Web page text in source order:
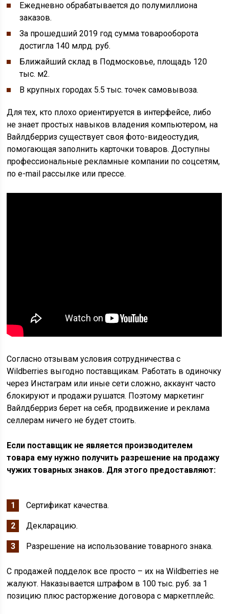
Ежедневно обрабатывается до полумиллиона
заказов.
За прошедший 2019 год сумма товарооборота
достигла 140 млрд. руб.
Ближайший склад в Подмосковье, площадь 120
тыс. м2.
В крупных городах 5.5 тыс. точек самовывоза.
Для тех, кто плохо ориентируется в интерфейсе, либо
не знает простых навыков владения компьютером, на
Вайлдберриз существует своя фото-видеостудия,
помогающая заполнить карточки товаров. Доступны
профессиональные рекламные компании по соцсетям,
по e-mail рассылке или прессе.
Согласно отзывам условия сотрудничества с
Wildberries выгодно поставщикам. Работать в одиночку
через Инстаграм или иные сети сложно, аккаунт часто
блокируют и продажи рушатся. Поэтому маркетинг
Вайлдберриз берет на себя, продвижение и реклама
селлерам ничего не будет стоить.
Если поставщик не является производителем
товара ему нужно получить разрешение на продажу
чужих товарных знаков. Для этого предоставляют:
Сертификат качества.
Декларацию.
Разрешение на использование товарного знака.
С продажей подделок все просто – их на Wildberries не
жалуют. Наказывается штрафом в 100 тыс. руб. за 1
позицию плюс расторжение договора с маркетплейс.